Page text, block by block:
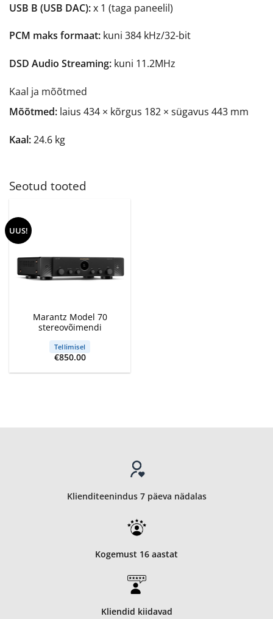
USB B (USB DAC):x 1 (taga paneelil)
PCM maks formaat: kuni 384 kHz/32-bit
DSD Audio Streaming: kuni 11.2MHz
Kaal ja mõõtmed
Mõõtmed: laius 434 × kõrgus 182 × sügavus 443 mm
Kaal:24.6 kg
Seotud tooted
UUS!
Marantz Model 70
stereovõimendi
Tellimisel
€850.00
Klienditeenindus 7 päeva nädalas
Kogemust 16 aastat
Kliendid kiidavad